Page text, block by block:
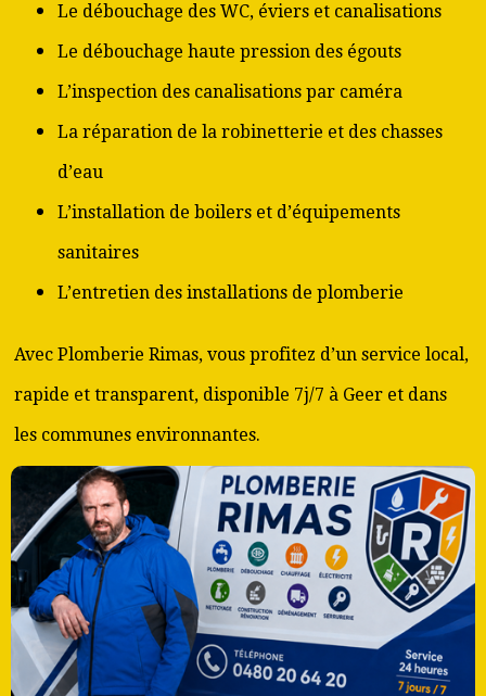
Le débouchage des WC, éviers et canalisations
Le débouchage haute pression des égouts
L’inspection des canalisations par caméra
La réparation de la robinetterie et des chasses
d’eau
L’installation de boilers et d’équipements
sanitaires
L’entretien des installations de plomberie
Avec Plomberie Rimas, vous profitez d’un service local,
rapide et transparent, disponible 7j/7 à Geer et dans
les communes environnantes.